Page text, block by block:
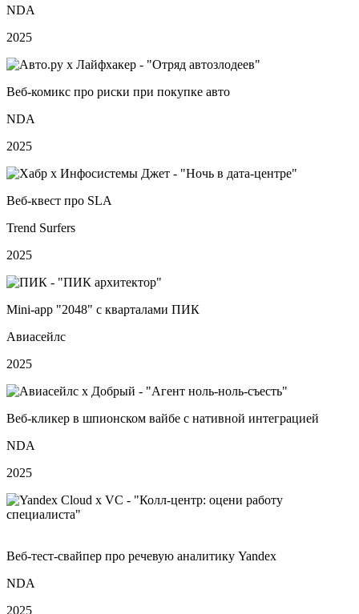
NDA
2025
Веб‑комикс про риски при покупке авто
NDA
2025
Веб‑квест про SLA
Trend Surfers
2025
Mini‑app "2048" с кварталами ПИК
Авиасейлс
2025
Веб‑кликер в шпионском вайбе с нативной интеграцией
NDA
2025
Веб‑тест‑свайпер про речевую аналитику Yandex
NDA
2025